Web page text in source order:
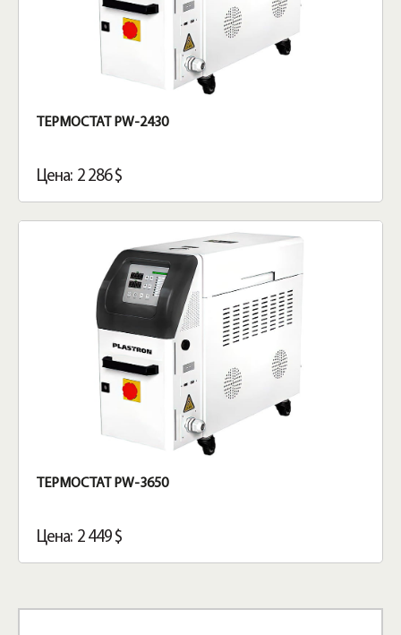
ТЕРМОСТАТ PW-2430
Цена: 2 286 $
ТЕРМОСТАТ PW-3650
Цена: 2 449 $